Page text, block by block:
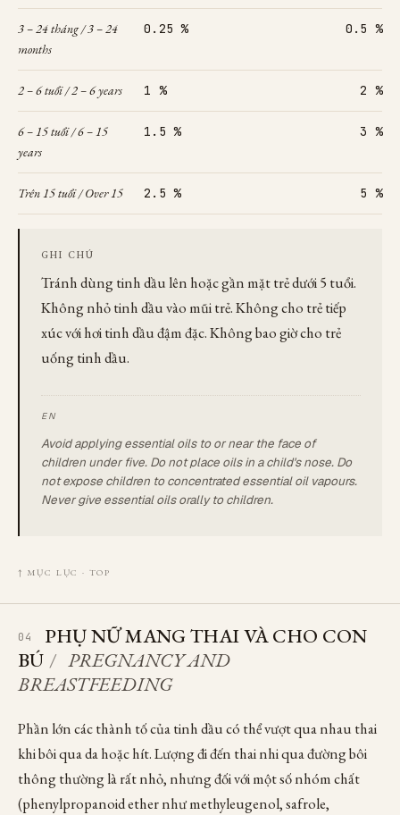
3 – 24 tháng / 3 – 24
months
0.25 % 0.5 %
2 – 6 tuổi / 2 – 6 years 1 % 2 %
6 – 15 tuổi / 6 – 15
years
1.5 % 3 %
Trên 15 tuổi / Over 15 2.5 % 5 %
GHI CHÚ
Tránh dùng tinh dầu lên hoặc gần mặt trẻ dưới 5 tuổi.
Không nhỏ tinh dầu vào mũi trẻ. Không cho trẻ tiếp
xúc với hơi tinh dầu đậm đặc. Không bao giờ cho trẻ
uống tinh dầu.
Avoid applying essential oils to or near the face of
children under five. Do not place oils in a child's nose. Do
not expose children to concentrated essential oil vapours.
Never give essential oils orally to children.
↑ MỤC LỤC · TOP
04
PHỤ NỮ MANG THAI VÀ CHO CON
BÚ / PREGNANCY AND
BREASTFEEDING
Phần lớn các thành tố của tinh dầu có thể vượt qua nhau thai
khi bôi qua da hoặc hít. Lượng đi đến thai nhi qua đường bôi
thông thường là rất nhỏ, nhưng đối với một số nhóm chất
(phenylpropanoid ether như methyleugenol, safrole,